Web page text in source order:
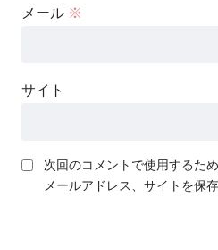
メール ※
サイト
次回のコメントで使用するた
メールアドレス、サイトを保存